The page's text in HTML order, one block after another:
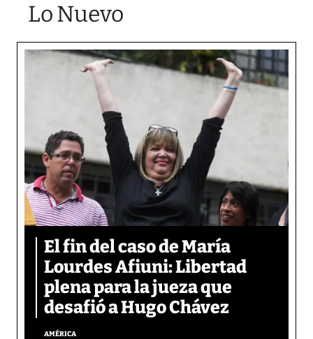
Lo Nuevo
El fin del caso de María
Lourdes Afiuni: Libertad
plena para la jueza que
desafió a Hugo Chávez
AMÉRICA